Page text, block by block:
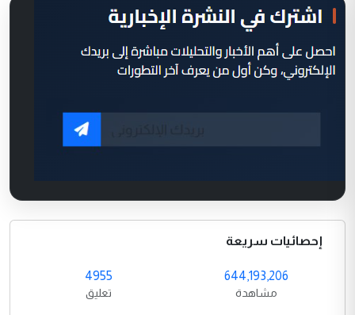
إحصائيات سريعة
644,193,206
مشاهدة
4955
تعليق